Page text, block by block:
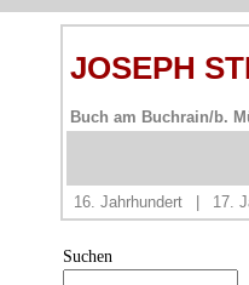
JOSEPH
Buch am Buchrain/b.
16. Jahrhundert
17.
Suchen